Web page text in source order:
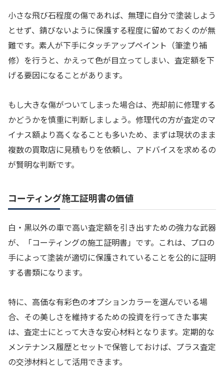
小さな飛び石程度の傷であれば、無理に自分で塗装しよう
とせず、錆びないように保護する程度に留めておくのが無
難です。素人が下手にタッチアップペイント（筆塗り補
修）を行うと、かえって色が目立ってしまい、査定額を下
げる要因になることがあります。
もし大きな傷がついてしまった場合は、売却前に修理する
かどうかを慎重に判断しましょう。修理代の方が査定のマ
イナス額より高くなることも多いため、まずは現状のまま
複数の買取店に見積もりを依頼し、アドバイスを求めるの
が賢明な判断です。
コーティング施工証明書の価値
白・黒以外の車で高い査定額を引き出すための強力な武器
が、「コーティングの施工証明書」です。これは、プロの
手によって塗装が適切に保護されていることを公的に証明
する書類になります。
特に、高価な有彩色のオプションカラーを選んでいる場
合、その美しさを維持するための投資を行ってきた事実
は、査定士にとって大きな安心材料となります。定期的な
メンテナンス履歴とセットで保管しておけば、プラス査定
の交渉材料として活用できます。